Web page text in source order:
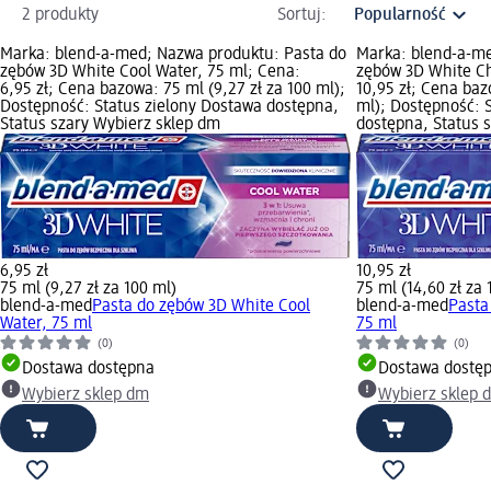
2 produkty Sortuj:
Marka: blend-a-med; Nazwa produktu: Pasta do
zębów 3D White Cool Water, 75 ml; Cena:
6,95 zł; Cena bazowa: 75 ml (9,27 zł za 100 ml);
Dostępność: Status zielony Dostawa dostępna,
Status szary Wybierz sklep dm
6,95 zł
75 ml (9,27 zł za 100 ml)
blend-a-medPasta do zębów 3D White Cool
Water, 75 ml
(0)
Dostawa dostępna
Wybierz sklep dm
Marka: blend-a-
zębów 3D White
10,95 zł; Cena
ml); Dostępność:
dostępna, Status
10,95 zł
75 ml (14,60 zł za
blend-a-med
75 ml
(0)
Dostawa
Wybierz sklep